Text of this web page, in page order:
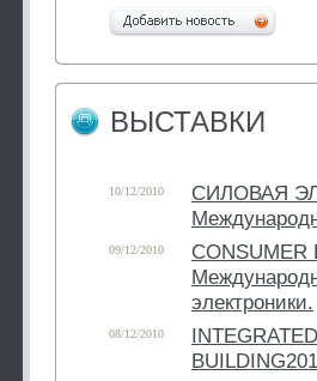
ВЫСТАВКИ
10/12/2010
СИЛОВАЯ
09/12/2010
CONSUMER
электроники.
08/12/2010